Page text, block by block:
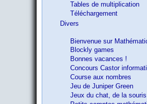
Tables de multiplication
Téléchargement
Divers
Bienvenue sur
Blockly games
Bonnes vacances !
Concours Castor
Course aux nombres
Jeu de Juniper Green
Jeux du chat, de la